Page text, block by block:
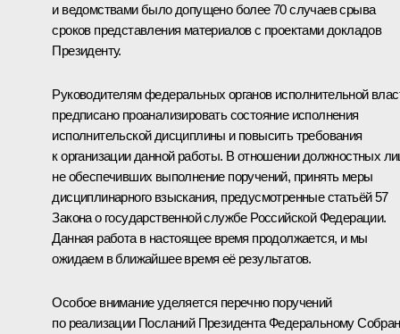
и ведомствами было допущено более 70 случаев срыва
сроков представления материалов с проектами докладов
Президенту.
Руководителям федеральных органов исполнительной
предписано проанализировать состояние исполнения
исполнительской дисциплины и повысить требования
к организации данной работы. В отношении должностных
не обеспечивших выполнение поручений, принять меры
дисциплинарного взыскания, предусмотренные статьёй 57
Закона о государственной службе Российской Федерации.
Данная работа в настоящее время продолжается, и мы
ожидаем в ближайшее время её результатов.
Особое внимание уделяется перечню поручений
по реализации Посланий Президента Федеральному